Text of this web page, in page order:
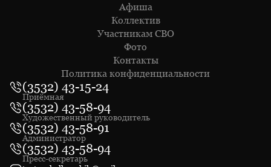
Афиша
Коллектив
Участникам СВО
Фото
Контакты
Политика конфиденциальности
(3532) 43-15-24
Приёмная
(3532) 43-58-94
Художественный руководитель
(3532) 43-58-91
Администратор
(3532) 43-58-94
Пресс-секретарь